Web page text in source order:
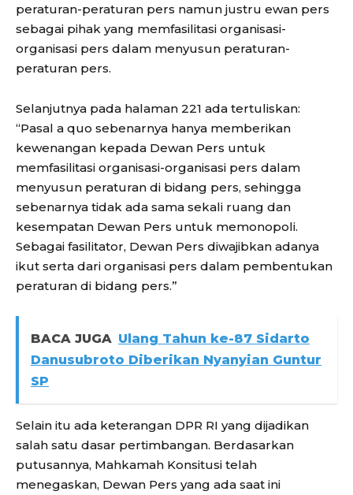
peraturan-peraturan pers namun justru ewan pers
sebagai pihak yang memfasilitasi organisasi-
organisasi pers dalam menyusun peraturan-
peraturan pers.
Selanjutnya pada halaman 221 ada tertuliskan:
“Pasal a quo sebenarnya hanya memberikan
kewenangan kepada Dewan Pers untuk
memfasilitasi organisasi-organisasi pers dalam
menyusun peraturan di bidang pers, sehingga
sebenarnya tidak ada sama sekali ruang dan
kesempatan Dewan Pers untuk memonopoli.
Sebagai fasilitator, Dewan Pers diwajibkan adanya
ikut serta dari organisasi pers dalam pembentukan
peraturan di bidang pers.”
BACA JUGA Ulang Tahun ke-87 Sidarto
Danusubroto Diberikan Nyanyian Guntur
SP
Selain itu ada keterangan DPR RI yang dijadikan
salah satu dasar pertimbangan. Berdasarkan
putusannya, Mahkamah Konsitusi telah
menegaskan, Dewan Pers yang ada saat ini